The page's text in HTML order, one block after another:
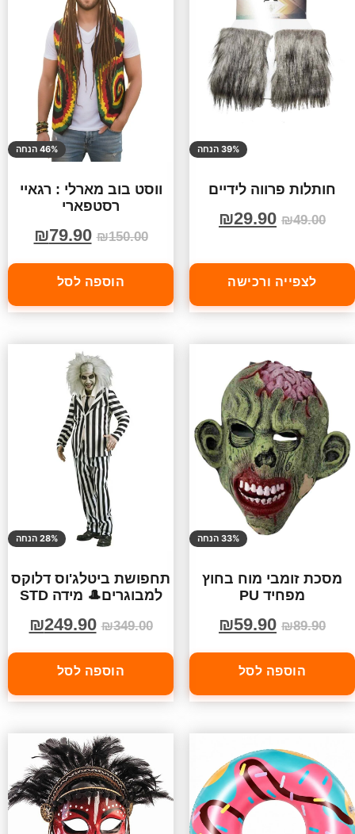
39% הנחה
חותלות פרווה לידיים
₪49.00
₪29.90
לצפייה ורכישה
46% הנחה
ווסט בוב מארלי : רגאיי
רסטפארי
₪150.00
₪79.90
הוספה לסל
33% הנחה
מסכת זומבי מוח בחוץ
מפחיד PU
₪89.90
₪59.90
הוספה לסל
28% הנחה
תחפושת ביטלג'וס דלוקס
למבוגרים🎩 מידה STD
₪349.00
₪249.90
הוספה לסל